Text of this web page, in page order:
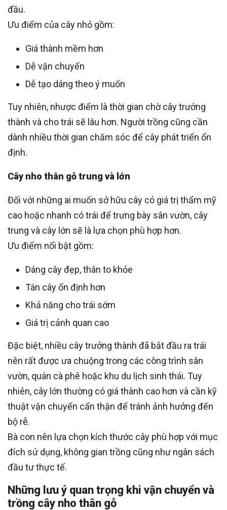
đầu.
Ưu điểm của cây nhỏ gồm:
Giá thành mềm hơn
Dễ vận chuyển
Dễ tạo dáng theo ý muốn
Tuy nhiên, nhược điểm là thời gian chờ cây trưởng
thành và cho trái sẽ lâu hơn. Người trồng cũng cần
dành nhiều thời gian chăm sóc để cây phát triển ổn
định.
Cây nho thân gỗ trung và lớn
Đối với những ai muốn sở hữu cây có giá trị thẩm mỹ
cao hoặc nhanh có trái để trưng bày sân vườn, cây
trung và cây lớn sẽ là lựa chọn phù hợp hơn.
Ưu điểm nổi bật gồm:
Dáng cây đẹp, thân to khỏe
Tán cây ổn định hơn
Khả năng cho trái sớm
Giá trị cảnh quan cao
Đặc biệt, nhiều cây trưởng thành đã bắt đầu ra trái
nên rất được ưa chuộng trong các công trình sân
vườn, quán cà phê hoặc khu du lịch sinh thái. Tuy
nhiên, cây lớn thường có giá thành cao hơn và cần kỹ
thuật vận chuyển cẩn thận để tránh ảnh hưởng đến
bộ rễ.
Bà con nên lựa chọn kích thước cây phù hợp với mục
đích sử dụng, không gian trồng cũng như ngân sách
đầu tư thực tế.
Những lưu ý quan trọng khi vận chuyển và
trồng cây nho thân gỗ